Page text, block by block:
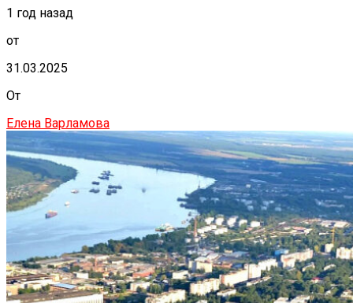
1 год назад
от
31.03.2025
От
Елена Варламова